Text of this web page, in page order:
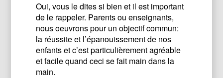
Oui, vous le dites si bien et il est important
de le rappeler. Parents ou enseignants,
nous oeuvrons pour un objectif commun:
la réussite et l’épanouissement de nos
enfants et c’est particulièrement agréable
et facile quand ceci se fait main dans la
main.